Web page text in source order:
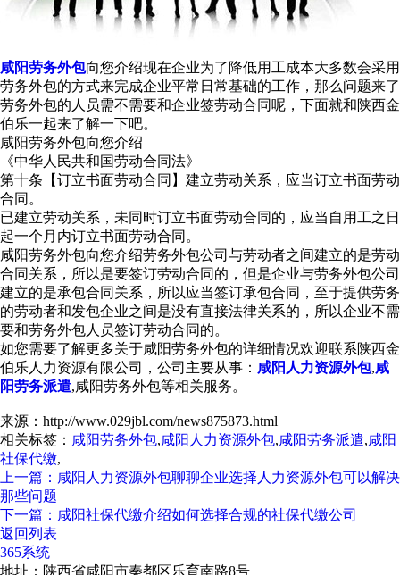
咸阳劳务外包向您介绍现在企业为了降低用工成本大多数会采用
劳务外包的方式来完成企业平常日常基础的工作，那么问题来了
劳务外包的人员需不需要和企业签劳动合同呢，下面就和陕西金
伯乐一起来了解一下吧。
咸阳劳务外包向您介绍
《中华人民共和国劳动合同法》
第十条【订立书面劳动合同】建立劳动关系，应当订立书面劳动
合同。
已建立劳动关系，未同时订立书面劳动合同的，应当自用工之日
起一个月内订立书面劳动合同。
咸阳劳务外包向您介绍劳务外包公司与劳动者之间建立的是劳动
合同关系，所以是要签订劳动合同的，但是企业与劳务外包公司
建立的是承包合同关系，所以应当签订承包合同，至于提供劳务
的劳动者和发包企业之间是没有直接法律关系的，所以企业不需
要和劳务外包人员签订劳动合同的。
如您需要了解更多关于咸阳劳务外包的详细情况欢迎联系陕西金
伯乐人力资源有限公司，公司主要从事： 咸阳人力资源外包,咸
阳劳务派遣,咸阳劳务外包等相关服务。
来源：http://www.029jbl.com/news875873.html
相关标签： 咸阳劳务外包,咸阳人力资源外包,咸阳劳务派遣,咸阳
社保代缴,
上一篇：咸阳人力资源外包聊聊企业选择人力资源外包可以解决
那些问题
下一篇：咸阳社保代缴介绍如何选择合规的社保代缴公司
返回列表
365系统
地址：陕西省咸阳市秦都区乐育南路8号